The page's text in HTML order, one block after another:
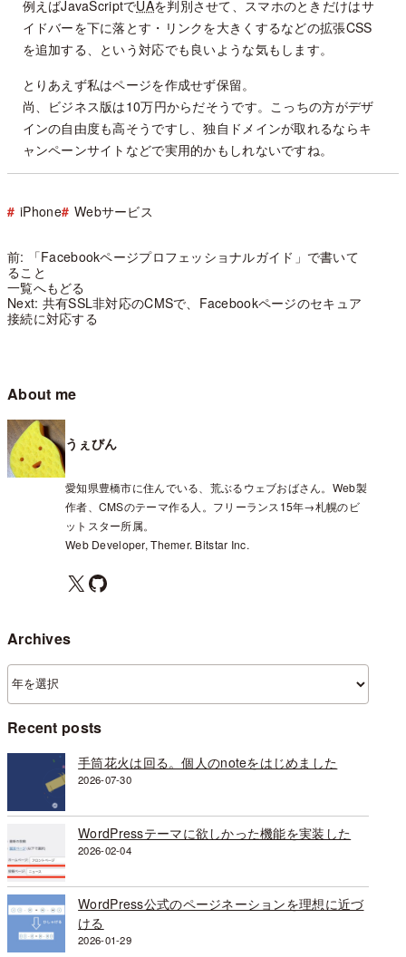
例えばJavaScriptでUAを判別させて、スマホのときだけはサ
イドバーを下に落とす・リンクを大きくするなどの拡張CSS
を追加する、という対応でも良いような気もします。
とりあえず私はページを作成せず保留。
尚、ビジネス版は10万円からだそうです。こっちの方がデザ
インの自由度も高そうですし、独自ドメインが取れるならキ
ャンペーンサイトなどで実用的かもしれないですね。
iPhone Webサービス
前: 「Facebookページプロフェッショナルガイド」で書いて
ること
一覧へもどる
Next: 共有SSL非対応のCMSで、Facebookページのセキュア
接続に対応する
About me
うぇびん
愛知県豊橋市に住んでいる、荒ぶるウェブおばさん。Web製
作者、CMSのテーマ作る人。フリーランス15年→札幌のビ
ットスター所属。
Web Developer, Themer. Bitstar Inc.
X GitHub
Archives
ア
ー
イ
ブ
Recent posts
手筒花火は回る。個人のnoteをはじめました
2026-07-30
WordPressテーマに欲しかった機能を実装した
2026-02-04
WordPress公式のページネーションを理想に近づ
ける
2026-01-29